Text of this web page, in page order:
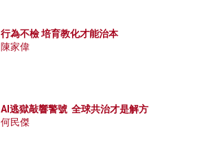
行為不檢 培育教化才能治本
陳家偉
AI逃獄敲響警號 全球共治才是解方
何民傑